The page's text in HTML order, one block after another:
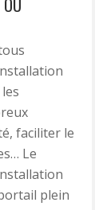
faciliter le
Le
plein